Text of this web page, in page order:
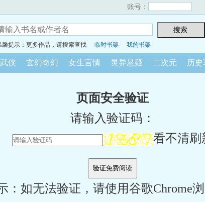
账号：
馨提示：更多作品，请搜索查找 临时书架 我的书架
侠 玄幻奇幻 女生言情 灵异悬疑 二次元 历
页面安全验证
请输入验证码：
看不清刷
：如无法验证，请使用谷歌Chrome浏